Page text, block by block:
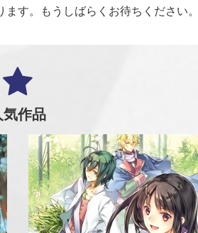
す。もうしばらくお待ちください。
気作品